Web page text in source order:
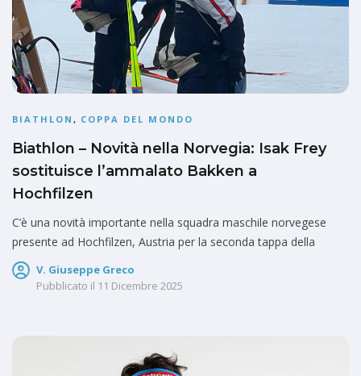
BIATHLON , COPPA DEL MONDO
Biathlon – Novità nella Norvegia: Isak Frey
sostituisce l’ammalato Bakken a
Hochfilzen
C’è una novità importante nella squadra maschile norvegese
presente ad Hochfilzen, Austria per la seconda tappa della
V. Giuseppe Greco
Pubblicato il 11 Dicembre 2025